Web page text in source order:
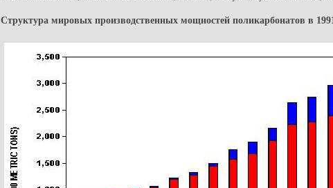
Структура мировых производственных мощностей поликарбонатов в